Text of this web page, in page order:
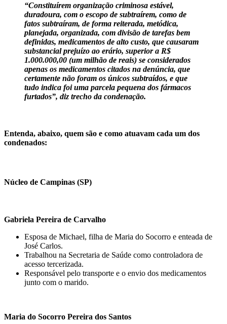
“Constituírem organização criminosa estável,
duradoura, com o escopo de subtraírem, como de
fatos subtraíram, de forma reiterada, metódica,
planejada, organizada, com divisão de tarefas bem
definidas, medicamentos de alto custo, que causaram
substancial prejuízo ao erário, superior a R$
1.000.000,00 (um milhão de reais) se considerados
apenas os medicamentos citados na denúncia, que
certamente não foram os únicos subtraídos, e que
tudo indica foi uma parcela pequena dos fármacos
furtados”, diz trecho da condenação.
Entenda, abaixo, quem são e como atuavam cada um dos
condenados:
Núcleo de Campinas (SP)
Gabriela Pereira de Carvalho
Esposa de Michael, filha de Maria do Socorro e enteada de
José Carlos.
Trabalhou na Secretaria de Saúde como controladora de
acesso tercerizada.
Responsável pelo transporte e o envio dos medicamentos
junto com o marido.
Maria do Socorro Pereira dos Santos